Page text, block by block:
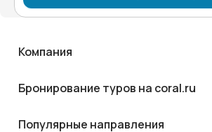
Компания
Бронирование туров на coral.ru
Популярные направления